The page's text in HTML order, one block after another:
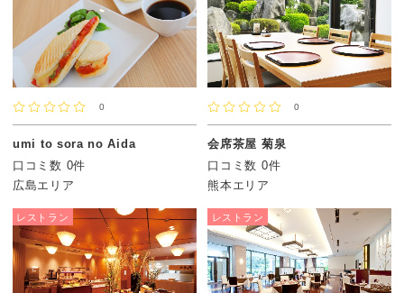
0
umi to sora no Aida
口コミ数 0件
広島エリア
0
会席茶屋 菊泉
口コミ数 0件
熊本エリア
レストラン レストラン